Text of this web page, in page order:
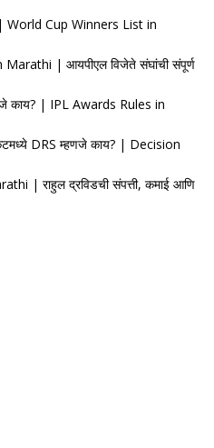
| World Cup Winners List in
| आयपीएल विजेते संघांची संपूर्ण
काय? | IPL Awards Rules in
DRS म्हणजे काय? | Decision
| राहुल द्रविडची संपत्ती, कमाई आणि